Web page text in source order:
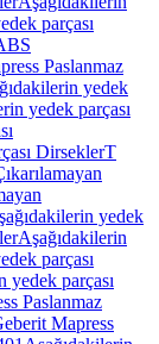
parçası
Paslanmaz
yedek
yedek parçası
DirseklerT
yedek
Aşağıdakilerin
parçası
yedek parçası
Paslanmaz
Mapress